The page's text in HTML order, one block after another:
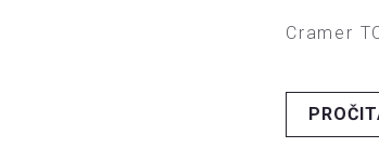
Cramer